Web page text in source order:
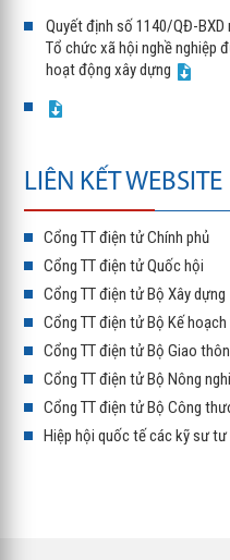
Quyết định số 1140/QĐ-
Tổ chức xã hội nghề nghiệp
hoạt động xây dựng
LIÊN KẾT WEBSITE
Cổng TT điện tử Chính phủ
Cổng TT điện tử Quốc hội
Cổng TT điện tử Bộ Xây dựng
Cổng TT điện tử Bộ Kế
Cổng TT điện tử Bộ Giao
Cổng TT điện tử Bộ Nông
Cổng TT điện tử Bộ Công
Hiệp hội quốc tế các kỹ sư tư